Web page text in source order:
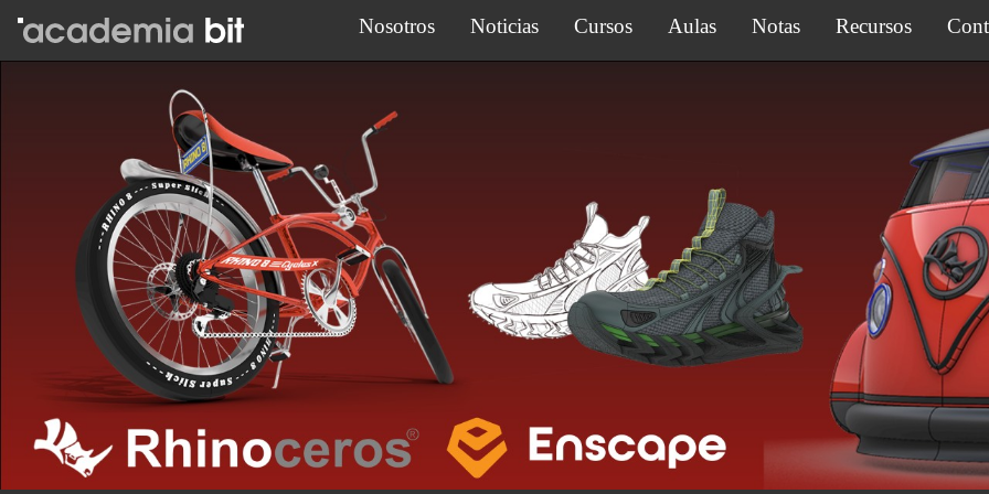
Nosotros Noticias Cursos Aulas Notas Recursos